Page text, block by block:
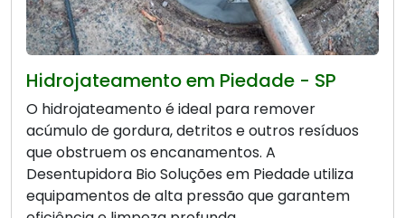
Hidrojateamento em Piedade - SP
O hidrojateamento é ideal para remover
acúmulo de gordura, detritos e outros resíduos
que obstruem os encanamentos. A
Desentupidora Bio Soluções em Piedade utiliza
equipamentos de alta pressão que garantem